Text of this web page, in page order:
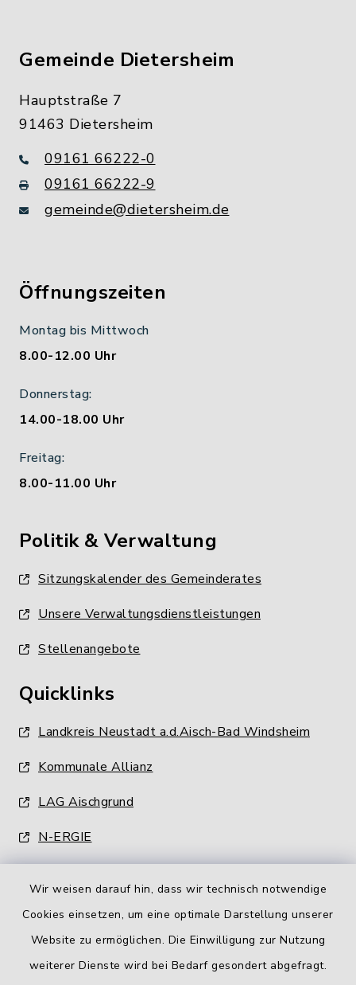
Wir weisen darauf hin, dass wir technisch notwendige
Cookies einsetzen, um eine optimale Darstellung unserer
Website zu ermöglichen. Die Einwilligung zur Nutzung
weiterer Dienste wird bei Bedarf gesondert abgefragt.
Gemeinde Dietersheim
Hauptstraße 7
91463 Dietersheim
09161 66222-0
09161 66222-9
gemeinde@dietersheim.de
Öffnungszeiten
Montag bis Mittwoch
8.00-12.00 Uhr
Donnerstag:
14.00-18.00 Uhr
Freitag:
8.00-11.00 Uhr
Politik & Verwaltung
Sitzungskalender des Gemeinderates
Unsere Verwaltungsdienstleistungen
Stellenangebote
Quicklinks
Landkreis Neustadt a.d.Aisch-Bad Windsheim
Kommunale Allianz
LAG Aischgrund
N-ERGIE